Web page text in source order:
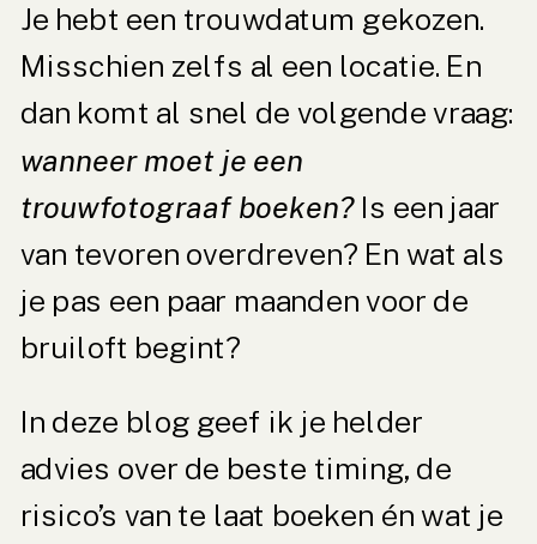
Je hebt een trouwdatum gekozen.
Misschien zelfs al een locatie. En
dan komt al snel de volgende vraag:
wanneer moet je een
trouwfotograaf boeken?Is een jaar
van tevoren overdreven? En wat als
je pas een paar maanden voor de
bruiloft begint?
In deze blog geef ik je helder
advies over de beste timing, de
risico’s van te laat boeken én wat je